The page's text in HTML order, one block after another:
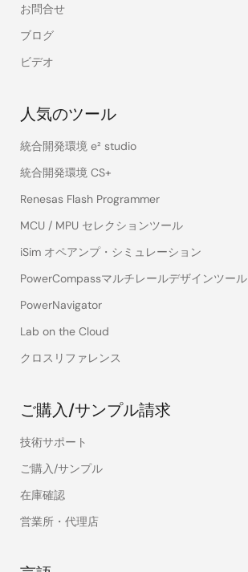
お問合せ
ブログ
ビデオ
人気のツール
統合開発環境 e² studio
統合開発環境 CS+
Renesas Flash Programmer
MCU / MPU セレクションツール
iSim オペアンプ・シミュレーション
PowerCompassマルチレールデザインツール
PowerNavigator
Lab on the Cloud
クロスリファレンス
ご購入/サンプル請求
技術サポート
ご購入/サンプル
在庫確認
営業所・代理店